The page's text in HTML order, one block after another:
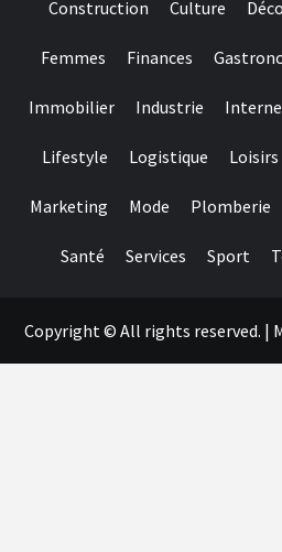
Construction Culture
Femmes Finances
Immobilier Industrie
Lifestyle Logistique Loisirs
Marketing Mode Plomberie
Santé Services Sport
Copyright © All rights reserved. |